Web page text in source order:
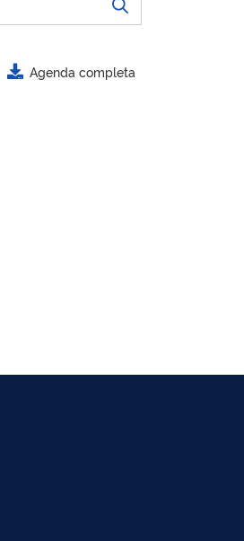
Agenda completa